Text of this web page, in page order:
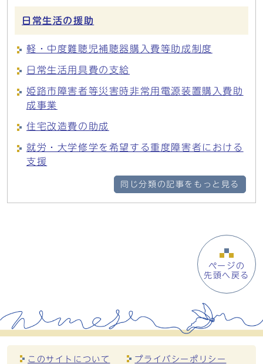
日常生活の援助
軽・中度難聴児補聴器購入費等助成制度
日常生活用具費の支給
姫路市障害者等災害時非常用電源装置購入費助
成事業
住宅改造費の助成
就労・大学修学を希望する重度障害者における
支援
同じ分類の記事をもっと見る
ページの
先頭へ戻る
このサイトについて プライバシーポリシー